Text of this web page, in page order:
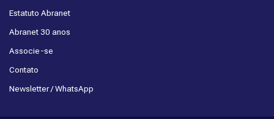
Estatuto Abranet
Abranet 30 anos
Associe-se
Contato
Newsletter / WhatsApp